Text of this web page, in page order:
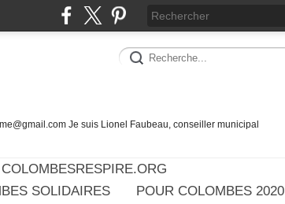
Je suis Lionel Faubeau, conseiller municipal
COLOMBESRESPIRE.ORG
SOLIDAIRES
POUR COLOMBES 2020